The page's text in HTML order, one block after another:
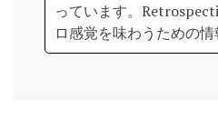
っています。
ロ感覚を味わうための情